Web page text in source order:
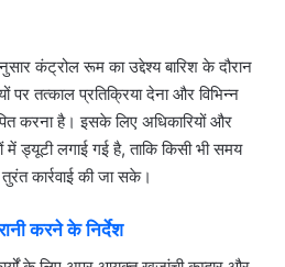
कंट्रोल रूम का उद्देश्य बारिश के दौरान
पर तत्काल प्रतिक्रिया देना और विभिन्न
करना है। इसके लिए अधिकारियों और
में ड्यूटी लगाई गई है, ताकि किसी भी समय
कार्रवाई की जा सके।
करने के निर्देश